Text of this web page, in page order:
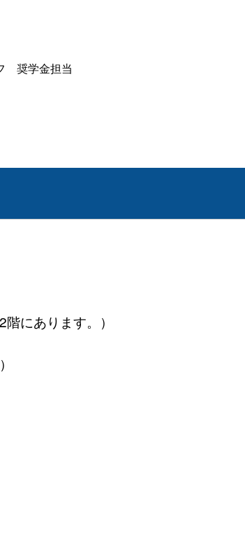
奨学金担当
にあります。）